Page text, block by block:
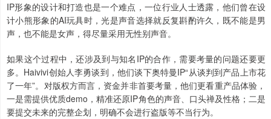
IP形象的设计和打造也是一个难点，一位行业人士透露，他们曾在设
计小熊形象的AI玩具时，光是声音选择就反复斟酌许久，既不能是男
声，也不能是女声，得尽量采用无性别声音。
如果这个过程中，还涉及到与知名IP的合作，需要考量的问题还要更
多。Haivivi创始人李勇谈到，他们谈下奥特曼IP“从谈判到产品上市花
了一年”。对版权方而言，资金并非首要考量，他们更看重产品体验，
一是需提供优质demo，精准还原IP角色的声音、口头禅及性格；二是
要提交未来的完整企划，明确不会进行盗版等不当行为。